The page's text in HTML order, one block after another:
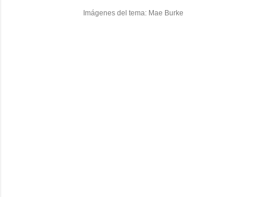
Imágenes del tema: Mae Burke